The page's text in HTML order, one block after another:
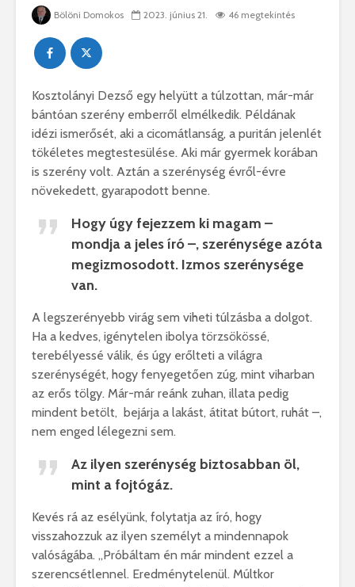
Bölöni Domokos 2023. június 21. 46 megtekintés
Kosztolányi Dezső egy helyütt a túlzottan, már-már
bántóan szerény emberről elmélkedik. Példának
idézi ismerősét, aki a cicomátlanság, a puritán jelenlét
tökéletes megtestesülése. Aki már gyermek korában
is szerény volt. Aztán a szerénység évről-évre
növekedett, gyarapodott benne.
Hogy úgy fejezzem ki magam –
mondja a jeles író –, szerénysége azóta
megizmosodott. Izmos szerénysége
van.
A legszerényebb virág sem viheti túlzásba a dolgot.
Ha a kedves, igénytelen ibolya törzsökössé,
terebélyessé válik, és úgy erőlteti a világra
szerénységét, hogy fenyegetően zúg, mint viharban
az erős tölgy. Már-már reánk zuhan, illata pedig
mindent betölt, bejárja a lakást, átitat bútort, ruhát –,
nem enged lélegezni sem.
Az ilyen szerénység biztosabban öl,
mint a fojtógáz.
Kevés rá az esélyünk, folytatja az író, hogy
visszahozzuk az ilyen személyt a mindennapok
valóságába. „Próbáltam én már mindent ezzel a
szerencsétlennel. Eredménytelenül. Múltkor